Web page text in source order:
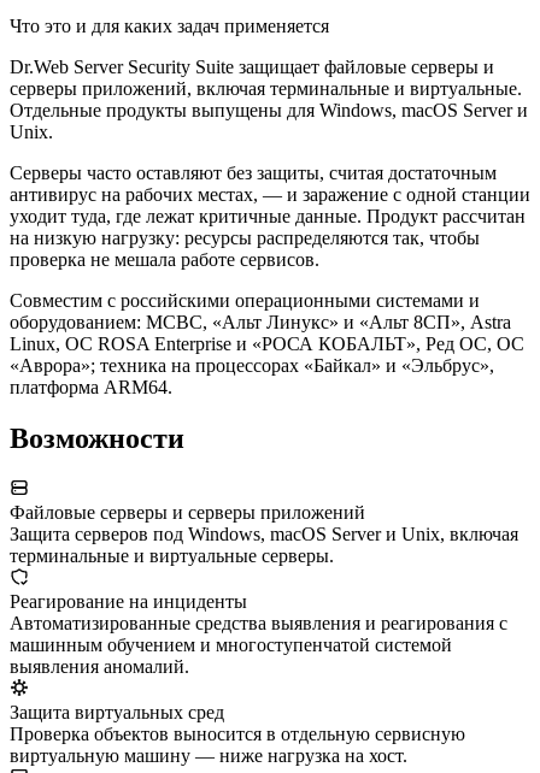
Что это и для каких задач применяется
Dr.Web Server Security Suite защищает файловые серверы и
серверы приложений, включая терминальные и виртуальные.
Отдельные продукты выпущены для Windows, macOS Server и
Unix.
Серверы часто оставляют без защиты, считая достаточным
антивирус на рабочих местах, — и заражение с одной станции
уходит туда, где лежат критичные данные. Продукт рассчитан
на низкую нагрузку: ресурсы распределяются так, чтобы
проверка не мешала работе сервисов.
Совместим с российскими операционными системами и
оборудованием: МСВС, «Альт Линукс» и «Альт 8СП», Astra
Linux, ОС ROSA Enterprise и «РОСА КОБАЛЬТ», Ред ОС, ОС
«Аврора»; техника на процессорах «Байкал» и «Эльбрус»,
платформа ARM64.
Возможности
Файловые серверы и серверы приложений
Защита серверов под Windows, macOS Server и Unix, включая
терминальные и виртуальные серверы.
Реагирование на инциденты
Автоматизированные средства выявления и реагирования с
машинным обучением и многоступенчатой системой
выявления аномалий.
Защита виртуальных сред
Проверка объектов выносится в отдельную сервисную
виртуальную машину — ниже нагрузка на хост.